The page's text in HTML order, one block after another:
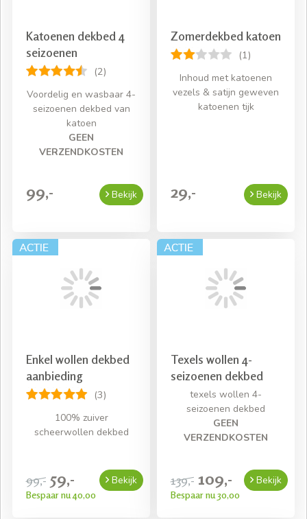
Katoenen dekbed 4
seizoenen
(2)
Voordelig en wasbaar 4-
seizoenen dekbed van
katoen
GEEN
VERZENDKOSTEN
99,- Bekijk
Zomerdekbed katoen
(1)
Inhoud met katoenen
vezels & satijn geweven
katoenen tijk
29,- Bekijk
Enkel wollen dekbed
aanbieding
(3)
100% zuiver
scheerwollen dekbed
99,- 59,-
Bespaar nu 40,00
Bekijk
Texels wollen 4-
seizoenen dekbed
texels wollen 4-
seizoenen dekbed
GEEN
VERZENDKOSTEN
139,- 109,-
Bespaar nu 30,00
Bekijk